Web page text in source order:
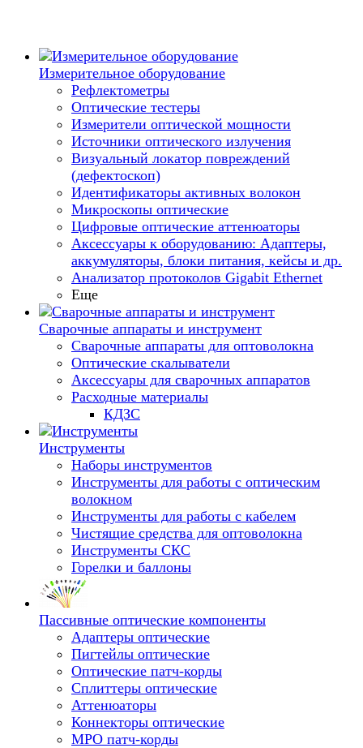
Измерительное оборудование
Рефлектометры
Оптические тестеры
Измерители оптической мощности
Источники оптического излучения
Визуальный локатор повреждений
(дефектоскоп)
Идентификаторы активных волокон
Микроскопы оптические
Цифровые оптические аттенюаторы
Аксессуары к оборудованию: Адаптеры,
аккумуляторы, блоки питания, кейсы и др.
Анализатор протоколов Gigabit Ethernet
Еще
Сварочные аппараты и инструмент
Сварочные аппараты для оптоволокна
Оптические скалыватели
Аксессуары для сварочных аппаратов
Расходные материалы
КДЗС
Инструменты
Наборы инструментов
Инструменты для работы с оптическим
волокном
Инструменты для работы с кабелем
Чистящие средства для оптоволокна
Инструменты СКС
Горелки и баллоны
Пассивные оптические компоненты
Адаптеры оптические
Пигтейлы оптические
Оптические патч-корды
Сплиттеры оптические
Аттенюаторы
Коннекторы оптические
MPO патч-корды